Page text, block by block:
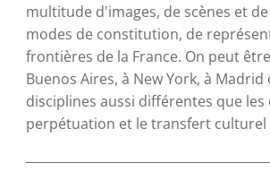
multitude d'images, de scènes et
modes de constitution, de
frontières de la France. On peut
Buenos Aires, à New York, à
disciplines aussi différentes que
perpétuation et le transfert culturel